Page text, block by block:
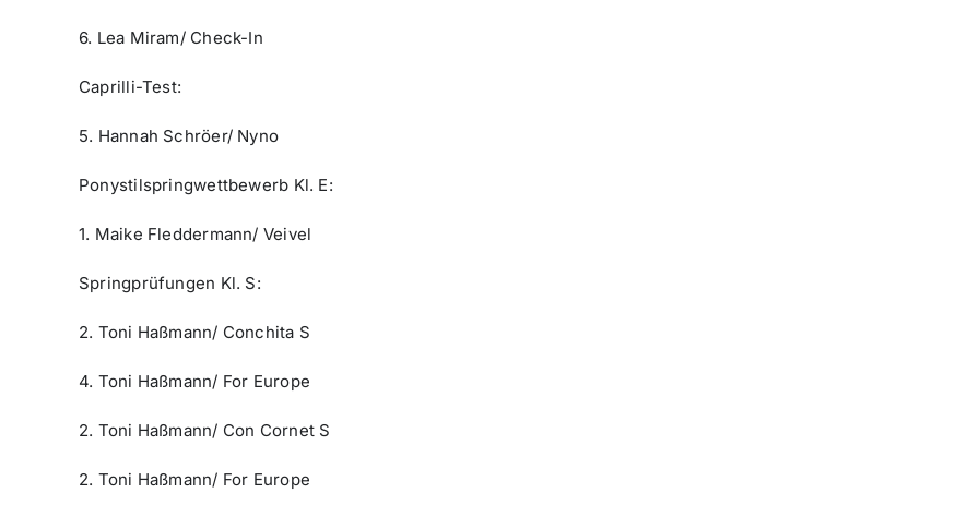
6. Lea Miram/ Check-In
Caprilli-Test:
5. Hannah Schröer/ Nyno
Ponystilspringwettbewerb Kl. E:
1. Maike Fleddermann/ Veivel
Springprüfungen Kl. S:
2. Toni Haßmann/ Conchita S
4. Toni Haßmann/ For Europe
2. Toni Haßmann/ Con Cornet S
2. Toni Haßmann/ For Europe